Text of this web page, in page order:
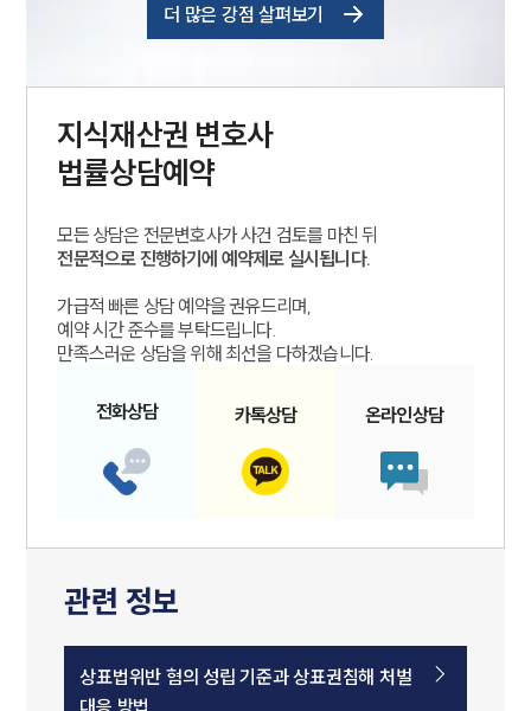
더 많은 강점 살펴보기
지식재산권 변호사
법률상담예약
모든 상담은 전문변호사가 사건 검토를 마친 뒤
전문적으로 진행하기에 예약제로 실시됩니다.
가급적 빠른 상담 예약을 권유드리며,
예약 시간 준수를 부탁드립니다.
만족스러운 상담을 위해 최선을 다하겠습니다.
전화상담 카톡상담 온라인상담
관련 정보
상표법위반 혐의 성립 기준과 상표권침해 처벌